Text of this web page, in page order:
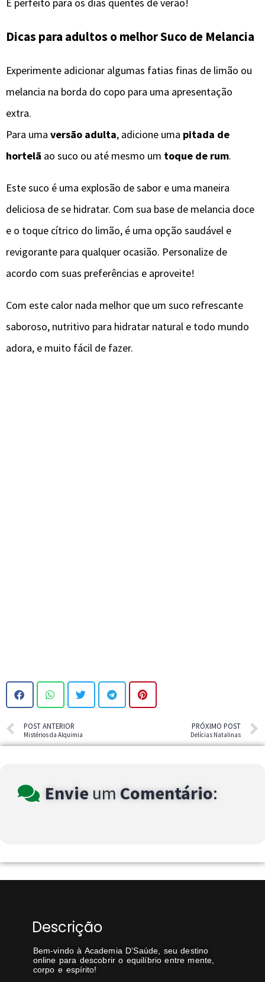
É perfeito para os dias quentes de verão!
Dicas para adultos o melhorSuco de Melancia
Experimente adicionar algumas fatias finas de limão ou
melancia na borda do copo para uma apresentação
extra.
Para uma versão adulta, adicione uma pitada de
hortelã ao suco ou até mesmo um toque de rum.
Este suco é uma explosão de sabor e uma maneira
deliciosa de se hidratar. Com sua base de melancia doce
e o toque cítrico do limão, é uma opção saudável e
revigorante para qualquer ocasião. Personalize de
acordo com suas preferências e aproveite!
Com este calor nada melhor que um suco refrescante
saboroso, nutritivo para hidratar natural e todo mundo
adora, e muito fácil de fazer.
POST ANTERIOR
Mistérios da Alquimia
PRÓXIMO POST
Delícias Natalinas
Envie um Comentário:
Descrição
Bem-vindo à Academia D’Saúde, seu destino
online para descobrir o equilíbrio entre mente,
corpo e espírito!